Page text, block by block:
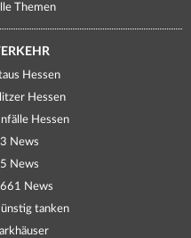
Themen
Hessen
Hessen
Hessen
News
News
News
tanken